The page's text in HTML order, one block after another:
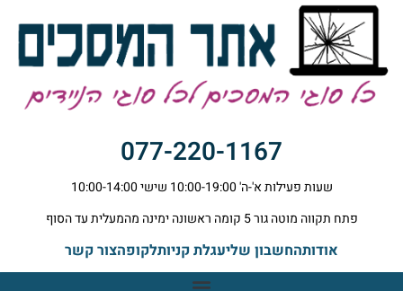
077-220-1167
שעות פעילות א'-ה' 10:00-19:00 שישי 10:00-14:00
פתח תקווה מוטה גור 5 קומה ראשונה ימינה מהמעלית עד הסוף
אודותהחשבון שליעגלת קניותלקופהצור קשר